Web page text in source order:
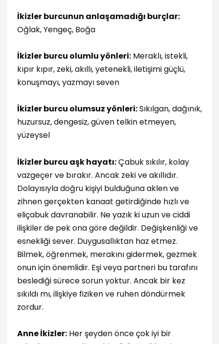
İkizler burcunun anlaşamadığı burçlar:
Oğlak, Yengeç, Boğa
İkizler burcu olumlu yönleri: Meraklı, istekli,
kıpır kıpır, zeki, akıllı, yetenekli, iletişimi güçlü,
konuşmayı, yazmayı seven
İkizler burcu olumsuz yönleri:Sıkılgan, dağınık,
huzursuz, dengesiz, güven telkin etmeyen,
yüzeysel
İkizler burcu aşk hayatı:Çabuk sıkılır, kolay
vazgeçer ve bırakır. Ancak zeki ve akıllıdır.
Dolayısıyla doğru kişiyi bulduğuna aklen ve
zihnen gerçekten kanaat getirdiğinde hızlı ve
eliçabuk davranabilir. Ne yazık ki uzun ve ciddi
ilişkiler de pek ona göre değildir. Değişkenliği ve
esnekliği sever. Duygusallıktan haz etmez.
Bilmek, öğrenmek, merakını gidermek, gezmek
onun için önemlidir. Eşi veya partneri bu tarafını
beslediği sürece sorun yoktur. Ancak bir kez
sıkıldı mı, ilişkiye fiziken ve ruhen döndürmek
zordur.
Anne İkizler: Her şeyden önce çok iyi bir